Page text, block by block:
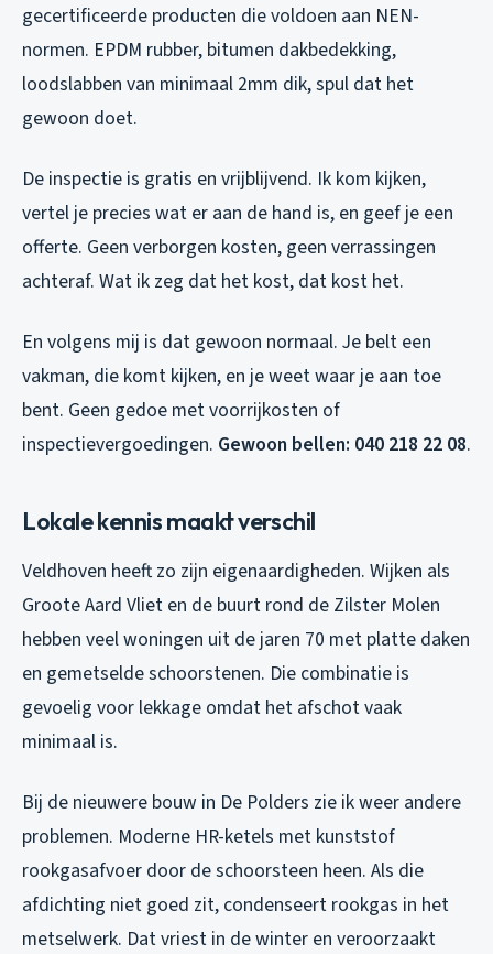
gecertificeerde producten die voldoen aan NEN-
normen. EPDM rubber, bitumen dakbedekking,
loodslabben van minimaal 2mm dik, spul dat het
gewoon doet.
De inspectie is gratis en vrijblijvend. Ik kom kijken,
vertel je precies wat er aan de hand is, en geef je een
offerte. Geen verborgen kosten, geen verrassingen
achteraf. Wat ik zeg dat het kost, dat kost het.
En volgens mij is dat gewoon normaal. Je belt een
vakman, die komt kijken, en je weet waar je aan toe
bent. Geen gedoe met voorrijkosten of
inspectievergoedingen. Gewoon bellen: 040 218 22 08.
Lokale kennis maakt verschil
Veldhoven heeft zo zijn eigenaardigheden. Wijken als
Groote Aard Vliet en de buurt rond de Zilster Molen
hebben veel woningen uit de jaren 70 met platte daken
en gemetselde schoorstenen. Die combinatie is
gevoelig voor lekkage omdat het afschot vaak
minimaal is.
Bij de nieuwere bouw in De Polders zie ik weer andere
problemen. Moderne HR-ketels met kunststof
rookgasafvoer door de schoorsteen heen. Als die
afdichting niet goed zit, condenseert rookgas in het
metselwerk. Dat vriest in de winter en veroorzaakt